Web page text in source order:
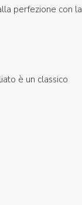
perfezione con la
è un classico